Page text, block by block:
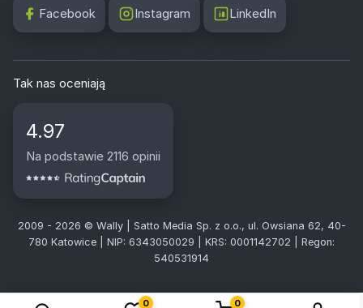
Facebook Instagram LinkedIn
Tak nas oceniają
4.97
Na podstawie 2116 opinii
2009 - 2026 © Wally | Satto Media Sp. z o.o., ul. Owsiana 62, 40-
780 Katowice | NIP: 6343050029 | KRS: 0001142702 | Regon:
540531914
0 0